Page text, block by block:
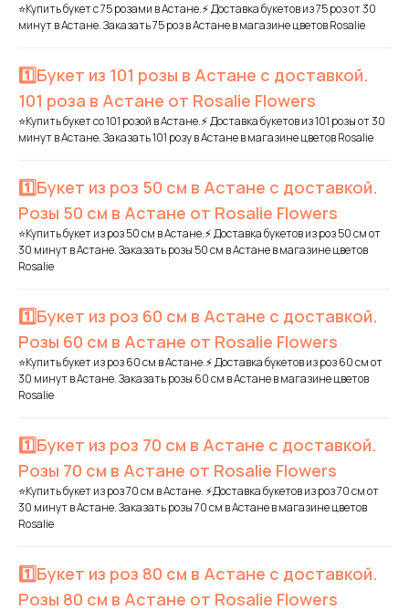
⭐Купить букет с 75 розами в Астане.⚡ Доставка букетов из 75 роз от 30
минут в Астане. Заказать 75 роз в Астане в магазине цветов Rosalie
1️⃣Букет из 101 розы в Астане с доставкой.
101 роза в Астане от Rosalie Flowers
⭐Купить букет со 101 розой в Астане.⚡ Доставка букетов из 101 розы от 30
минут в Астане. Заказать 101 розу в Астане в магазине цветов Rosalie
1️⃣Букет из роз 50 см в Астане с доставкой.
Розы 50 см в Астане от Rosalie Flowers
⭐Купить букет из роз 50 см в Астане.⚡ Доставка букетов из роз 50 см от
30 минут в Астане. Заказать розы 50 см в Астане в магазине цветов
Rosalie
1️⃣Букет из роз 60 см в Астане с доставкой.
Розы 60 см в Астане от Rosalie Flowers
⭐Купить букет из роз 60 см в Астане.⚡ Доставка букетов из роз 60 см от
30 минут в Астане. Заказать розы 60 см в Астане в магазине цветов
Rosalie
1️⃣Букет из роз 70 см в Астане с доставкой.
Розы 70 см в Астане от Rosalie Flowers
⭐Купить букет из роз 70 см в Астане. ⚡Доставка букетов из роз 70 см от
30 минут в Астане. Заказать розы 70 см в Астане в магазине цветов
Rosalie
1️⃣Букет из роз 80 см в Астане с доставкой.
Розы 80 см в Астане от Rosalie Flowers